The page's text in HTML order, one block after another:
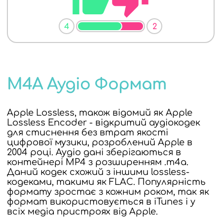
4 2
M4A Аудіо Формат
Apple Lossless, також відомий як Apple
Lossless Encoder - відкритий аудіокодек
для стиснення без втрат якості
цифрової музики, розроблений Apple в
2004 році. Аудіо дані зберігаються в
контейнері MP4 з розширенням .m4a.
Даний кодек схожий з іншими lossless-
кодеками, такими як FLAC. Популярність
формату зростає з кожним роком, так як
формат використовується в iTunes і у
всіх медіа пристроях від Apple.